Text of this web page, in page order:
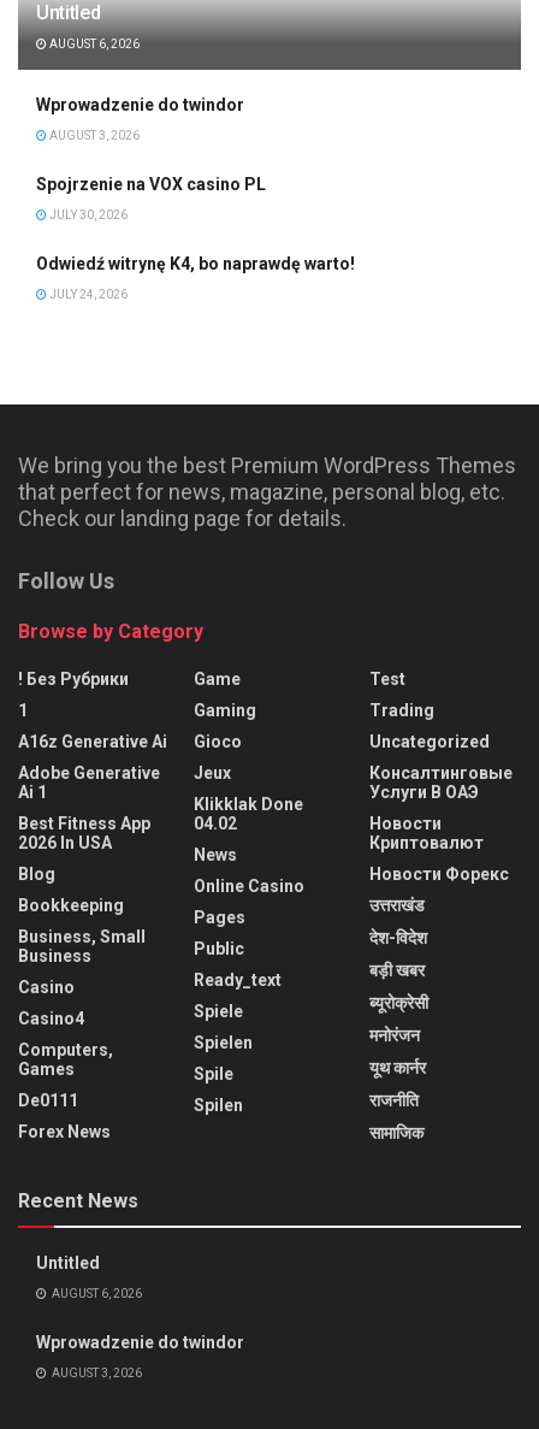
Untitled
AUGUST 6, 2026
Wprowadzenie do twindor
AUGUST 3, 2026
Spojrzenie na VOX casino PL
JULY 30, 2026
Odwiedź witrynę K4, bo naprawdę warto!
JULY 24, 2026
We bring you the best Premium WordPress Themes
that perfect for news, magazine, personal blog, etc.
Check our landing page for details.
Follow Us
Browse by Category
! Без Рубрики
1
A16z Generative Ai
Adobe Generative
Ai 1
Best Fitness App
2026 In USA
Blog
Bookkeeping
Business, Small
Business
Casino
Casino4
Computers,
Games
De0111
Forex News
Game
Gaming
Gioco
Jeux
Klikklak Done
04.02
News
Online Casino
Pages
Public
Ready_text
Spiele
Spielen
Spile
Spilen
Test
Trading
Uncategorized
Консалтинговые
Услуги В ОАЭ
Новости
Криптовалют
Новости Форекс
उत्तराखंड
देश-विदेश
बड़ी खबर
ब्यूरोक्रेसी
मनोरंजन
यूथ कार्नर
राजनीति
सामाजिक
Recent News
Untitled
AUGUST 6, 2026
Wprowadzenie do twindor
AUGUST 3, 2026